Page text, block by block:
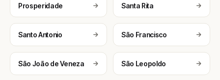
Prosperidade Santa Rita
Santo Antonio São Francisco
São João de Veneza São Leopoldo